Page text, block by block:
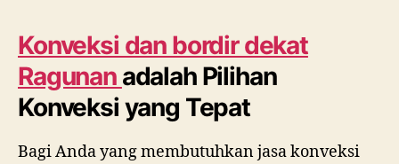
Konveksi dan bordir dekat
Ragunan adalah Pilihan
Konveksi yang Tepat
Bagi Anda yang membutuhkan jasa konveksi